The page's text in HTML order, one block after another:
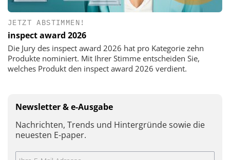
JETZT ABSTIMMEN!
inspect award 2026
Die Jury des inspect award 2026 hat pro Kategorie zehn
Produkte nominiert. Mit Ihrer Stimme entscheiden Sie,
welches Produkt den inspect award 2026 verdient.
Newsletter & e-Ausgabe
Nachrichten, Trends und Hintergründe sowie die
neuesten E-paper.